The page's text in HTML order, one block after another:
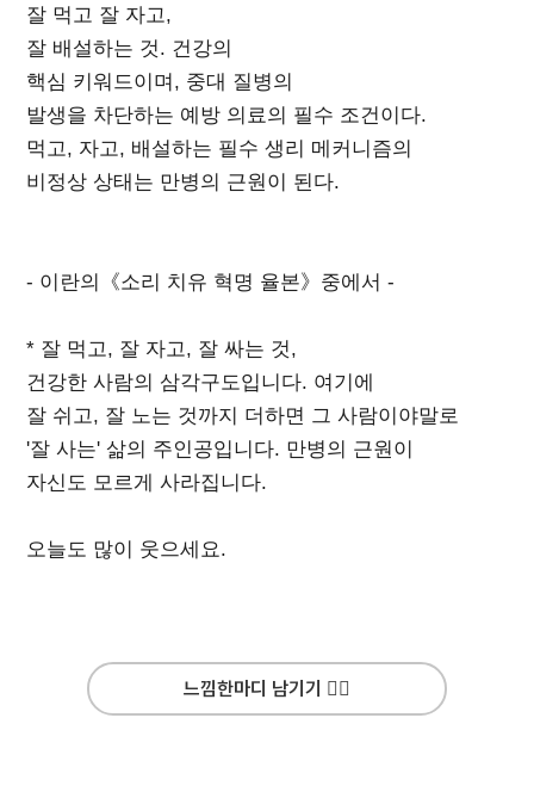
잘 먹고 잘 자고,
잘 배설하는 것. 건강의
핵심 키워드이며, 중대 질병의
발생을 차단하는 예방 의료의 필수 조건이다.
먹고, 자고, 배설하는 필수 생리 메커니즘의
비정상 상태는 만병의 근원이 된다.
- 이란의《소리 치유 혁명 율본》중에서 -
* 잘 먹고, 잘 자고, 잘 싸는 것,
건강한 사람의 삼각구도입니다. 여기에
잘 쉬고, 잘 노는 것까지 더하면 그 사람이야말로
'잘 사는' 삶의 주인공입니다. 만병의 근원이
자신도 모르게 사라집니다.
오늘도 많이 웃으세요.
느낌한마디 남기기 ✍🏻